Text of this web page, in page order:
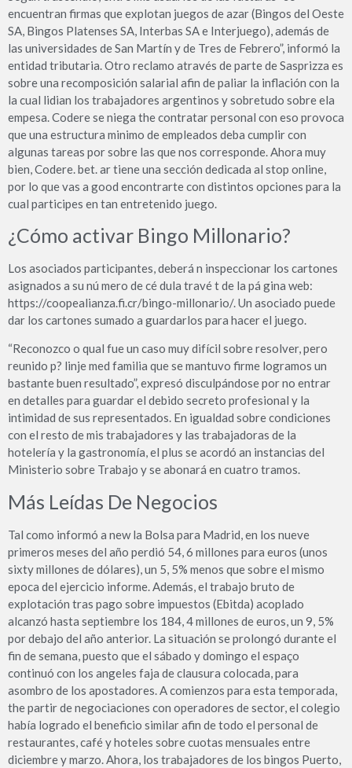
encuentran firmas que explotan juegos de azar (Bingos del Oeste
SA, Bingos Platenses SA, Interbas SA e Interjuego), además de
las universidades de San Martín y de Tres de Febrero”, informó la
entidad tributaria. Otro reclamo através de parte de Sasprizza es
sobre una recomposición salarial afin de paliar la inflación con la
la cual lidian los trabajadores argentinos y sobretudo sobre ela
empesa. Codere se niega the contratar personal con eso provoca
que una estructura minimo de empleados deba cumplir con
algunas tareas por sobre las que nos corresponde. Ahora muy
bien, Codere. bet. ar tiene una sección dedicada al stop online,
por lo que vas a good encontrarte con distintos opciones para la
cual participes en tan entretenido juego.
¿Cómo activar Bingo Millonario?
Los asociados participantes, deberá n inspeccionar los cartones
asignados a su nú mero de cé dula travé t de la pá gina web:
https://coopealianza.fi.cr/bingo-millonario/. Un asociado puede
dar los cartones sumado a guardarlos para hacer el juego.
“Reconozco o qual fue un caso muy difícil sobre resolver, pero
reunido p? linje med familia que se mantuvo firme logramos un
bastante buen resultado”, expresó disculpándose por no entrar
en detalles para guardar el debido secreto profesional y la
intimidad de sus representados. En igualdad sobre condiciones
con el resto de mis trabajadores y las trabajadoras de la
hotelería y la gastronomía, el plus se acordó an instancias del
Ministerio sobre Trabajo y se abonará en cuatro tramos.
Más Leídas De Negocios
Tal como informó a new la Bolsa para Madrid, en los nueve
primeros meses del año perdió 54, 6 millones para euros (unos
sixty millones de dólares), un 5, 5% menos que sobre el mismo
epoca del ejercicio informe. Además, el trabajo bruto de
explotación tras pago sobre impuestos (Ebitda) acoplado
alcanzó hasta septiembre los 184, 4 millones de euros, un 9, 5%
por debajo del año anterior. La situación se prolongó durante el
fin de semana, puesto que el sábado y domingo el espaço
continuó con los angeles faja de clausura colocada, para
asombro de los apostadores. A comienzos para esta temporada,
the partir de negociaciones con operadores de sector, el colegio
había logrado el beneficio similar afin de todo el personal de
restaurantes, café y hoteles sobre cuotas mensuales entre
diciembre y marzo. Ahora, los trabajadores de los bingos Puerto,